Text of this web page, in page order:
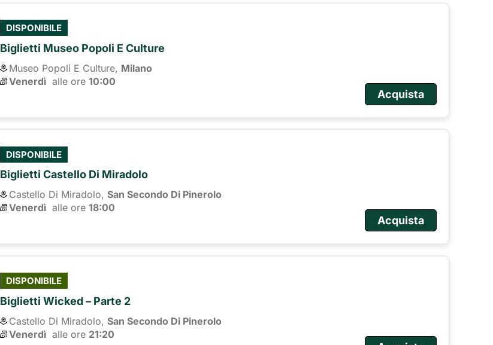
DISPONIBILE
Biglietti Museo Popoli E Culture
Museo Popoli E Culture, Milano
Venerdì alle ore 10:00
Acquista
DISPONIBILE
Biglietti Castello Di Miradolo
Castello Di Miradolo, San Secondo Di Pinerolo
Venerdì alle ore 18:00
Acquista
DISPONIBILE
Biglietti Wicked – Parte 2
Castello Di Miradolo, San Secondo Di Pinerolo
Venerdì alle ore 21:20